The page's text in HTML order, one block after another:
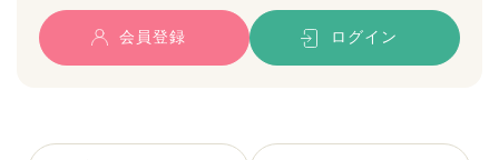
会員登録 ログイン